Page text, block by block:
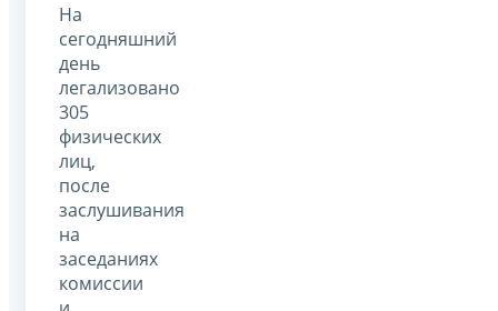
На
сегодняшний
день
легализовано
305
физических
лиц,
после
заслушивания
на
заседаниях
комиссии